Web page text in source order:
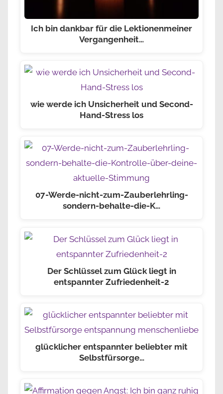
Ich bin dankbar für die Lektionenmeiner
Vergangenheit…
wie werde ich Unsicherheit und Second-
Hand-Stress los
07-Werde-nicht-zum-Zauberlehrling-
sondern-behalte-die-K…
Der Schlüssel zum Glück liegt in
entspannter Zufriedenheit-2
glücklicher entspannter beliebter mit
Selbstfürsorge…